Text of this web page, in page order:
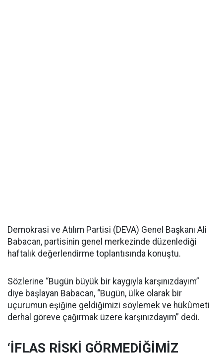
Demokrasi ve Atılım Partisi (DEVA) Genel Başkanı Ali
Babacan, partisinin genel merkezinde düzenlediği
haftalık değerlendirme toplantısında konuştu.
Sözlerine “Bugün büyük bir kaygıyla karşınızdayım”
diye başlayan Babacan, “Bugün, ülke olarak bir
uçurumun eşiğine geldiğimizi söylemek ve hükûmeti
derhal göreve çağırmak üzere karşınızdayım” dedi.
‘İFLAS RİSKİ GÖRMEDİĞİMİZ